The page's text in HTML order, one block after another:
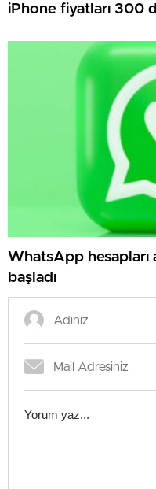
iPhone fiyatları 300
WhatsApp hesapları
başladı